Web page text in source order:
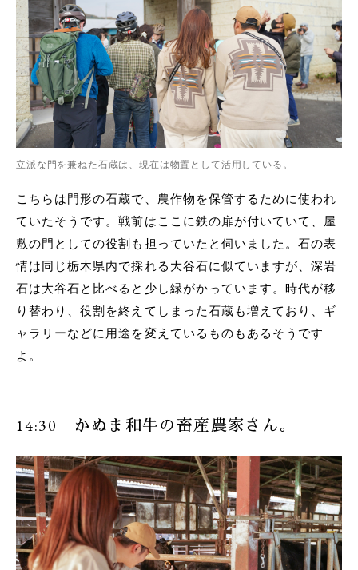
立派な門を兼ねた石蔵は、現在は物置として活用している。
こちらは門形の石蔵で、農作物を保管するために使われ
ていたそうです。戦前はここに鉄の扉が付いていて、屋
敷の門としての役割も担っていたと伺いました。石の表
情は同じ栃木県内で採れる大谷石に似ていますが、深岩
石は大谷石と比べると少し緑がかっています。時代が移
り替わり、役割を終えてしまった石蔵も増えており、ギ
ャラリーなどに用途を変えているものもあるそうです
よ。
14:30 かぬま和牛の畜産農家さん。